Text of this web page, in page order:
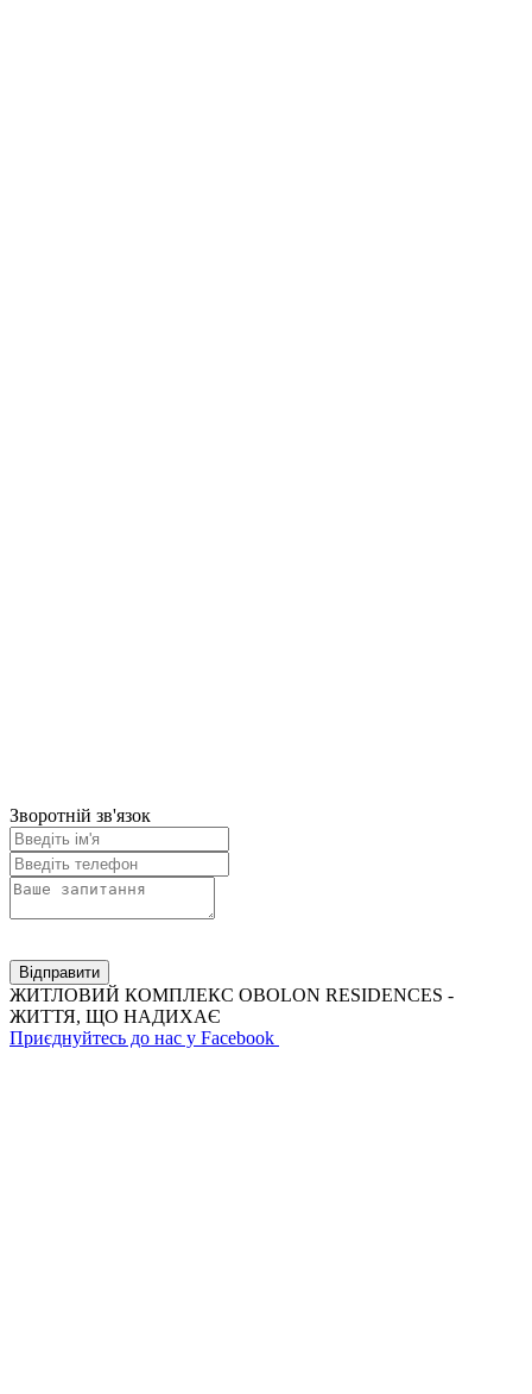
Зворотній зв'язок
Відправити
ЖИТЛОВИЙ КОМПЛЕКС OBOLON RESIDENCES -
ЖИТТЯ, ЩО НАДИХАЄ
Приєднуйтесь до нас у Facebook